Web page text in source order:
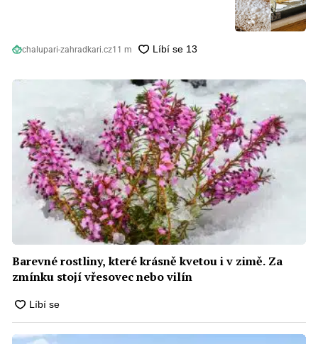
chalupari-zahradkari.cz11 m
Barevné rostliny, které krásně kvetou i v zimě. Za
zmínku stojí vřesovec nebo vilín